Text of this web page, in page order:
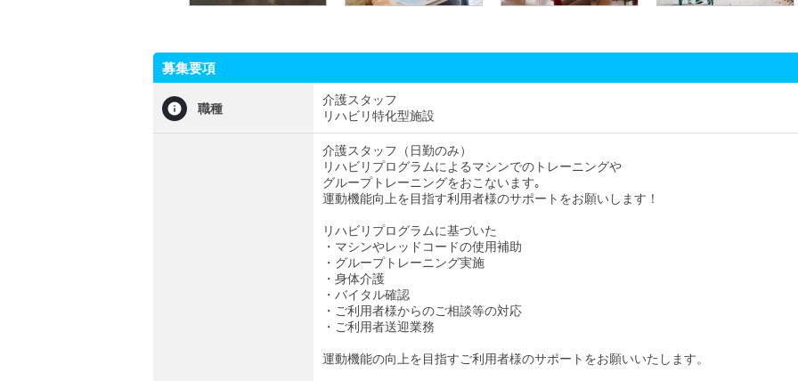
募集要項
職種
介護スタッフ
リハビリ特化型施設
介護スタッフ（日勤のみ）
リハビリプログラムによるマシンでのトレーニングや
グループトレーニングをおこないます｡
運動機能向上を目指す利用者様のサポートをお願いします！
リハビリプログラムに基づいた
・マシンやレッドコードの使用補助
・グループトレーニング実施
・身体介護
・バイタル確認
・ご利用者様からのご相談等の対応
・ご利用者送迎業務
運動機能の向上を目指すご利用者様のサポートをお願いいたします。